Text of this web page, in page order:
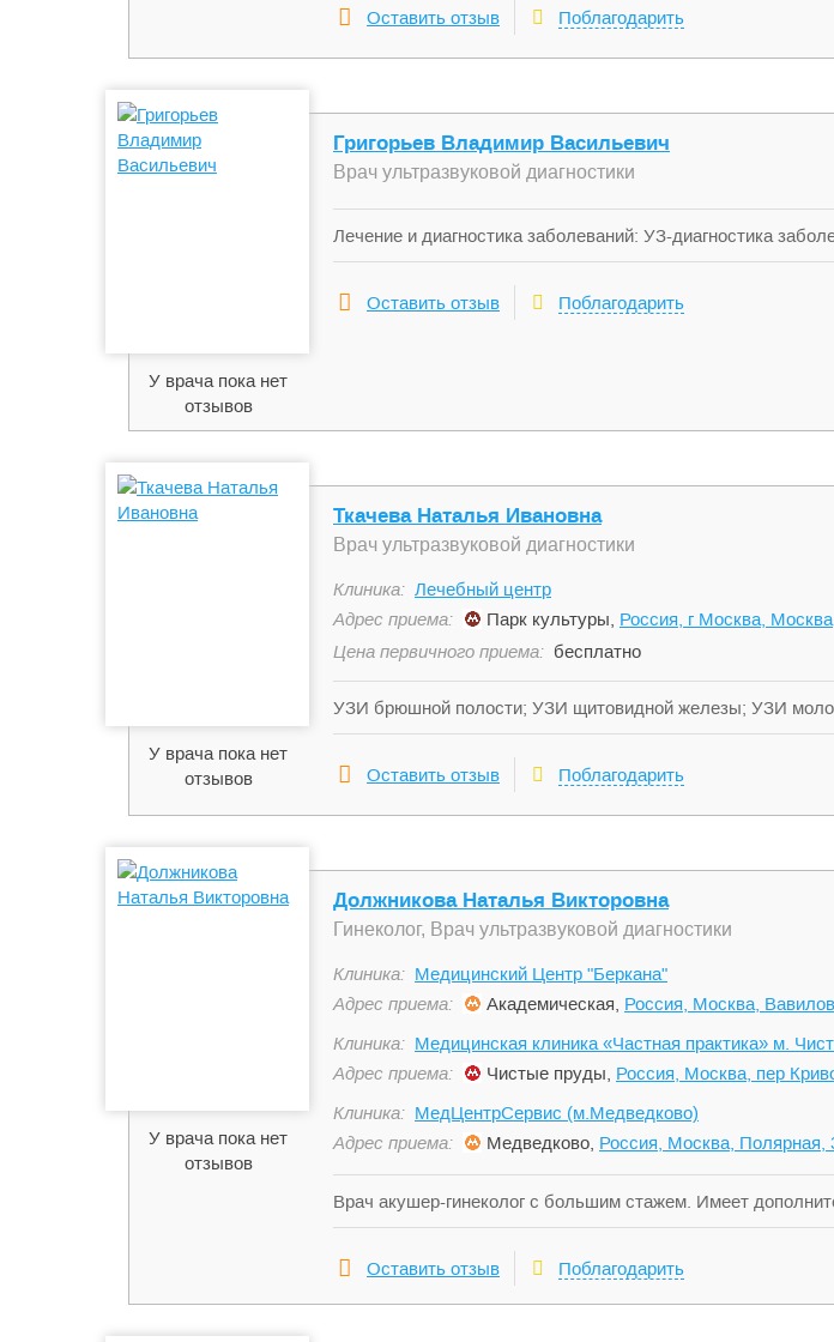
специальности «Ультразвуковая диагностика»
научный центр Рентгенорадиологии курс «Ультразвуковая
Оставить отзыв Поблагодарить
У врача пока нет
отзывов
Григорьев Владимир Васильевич
Врач ультразвуковой диагностики
Лечение и диагностика заболеваний: УЗ-диагностика
заболевания мочеполовой системы, щитовидной железы
Оставить отзыв Поблагодарить
У врача пока нет
отзывов
Ткачева Наталья Ивановна
Врач ультразвуковой диагностики
Клиника: Лечебный центр
Адрес приема:
Парк культуры, Россия, г Москва,
Цена первичного приема: бесплатно
УЗИ брюшной полости; УЗИ щитовидной железы; УЗИ
триместра; УЗИ мягких тканей и лимфатических узлов;
брахиоцефальных сосудов, ТК исследование; ЦДС
Оставить отзыв Поблагодарить
У врача пока нет
отзывов
Должникова Наталья Викторовна
Гинеколог, Врач ультразвуковой диагностики
Клиника: Медицинский Центр "Беркана"
Адрес приема:
Академическая, Россия, Москва,
Клиника: Медицинская клиника «Частная практика» м.
Адрес приема:
Чистые пруды, Россия, Москва, пер
Клиника: МедЦентрСервис (м.Медведково)
Адрес приема:
Медведково, Россия, Москва, Полярная,
Врач акушер-гинеколог с большим стажем. Имеет
пациентов на приеме.
Оставить отзыв Поблагодарить